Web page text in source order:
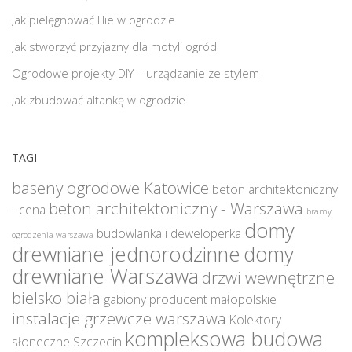
Jak pielęgnować lilie w ogrodzie
Jak stworzyć przyjazny dla motyli ogród
Ogrodowe projekty DIY – urządzanie ze stylem
Jak zbudować altankę w ogrodzie
TAGI
baseny ogrodowe Katowice beton architektoniczny
- cena beton architektoniczny - Warszawa bramy
ogrodzenia warszawa budowlanka i deweloperka domy
drewniane jednorodzinne domy
drewniane Warszawa drzwi wewnętrzne
bielsko biała gabiony producent małopolskie
instalacje grzewcze warszawa Kolektory
słoneczne Szczecin kompleksowa budowa